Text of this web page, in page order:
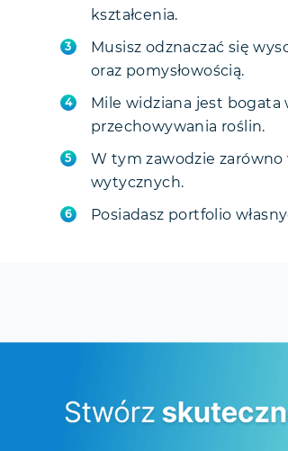
kształcenia.
Musisz odznaczać się
oraz pomysłowością.
Mile widziana jest bogata
przechowywania roślin.
W tym zawodzie
wytycznych.
Posiadasz portfolio